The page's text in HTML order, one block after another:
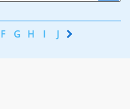
F G H I J K